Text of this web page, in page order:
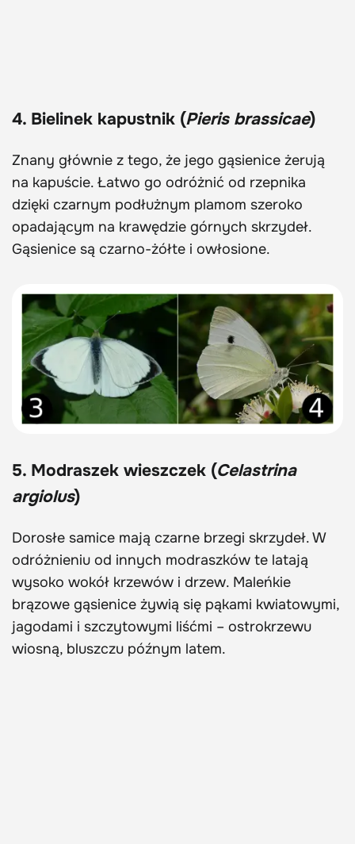
4. Bielinek kapustnik (Pieris brassicae)
Znany głównie z tego, że jego gąsienice żerują
na kapuście. Łatwo go odróżnić od rzepnika
dzięki czarnym podłużnym plamom szeroko
opadającym na krawędzie górnych skrzydeł.
Gąsienice są czarno-żółte i owłosione.
5. Modraszek wieszczek (Celastrina
argiolus)
Dorosłe samice mają czarne brzegi skrzydeł. W
odróżnieniu od innych modraszków te latają
wysoko wokół krzewów i drzew. Maleńkie
brązowe gąsienice żywią się pąkami kwiatowymi,
jagodami i szczytowymi liśćmi – ostrokrzewu
wiosną, bluszczu późnym latem.